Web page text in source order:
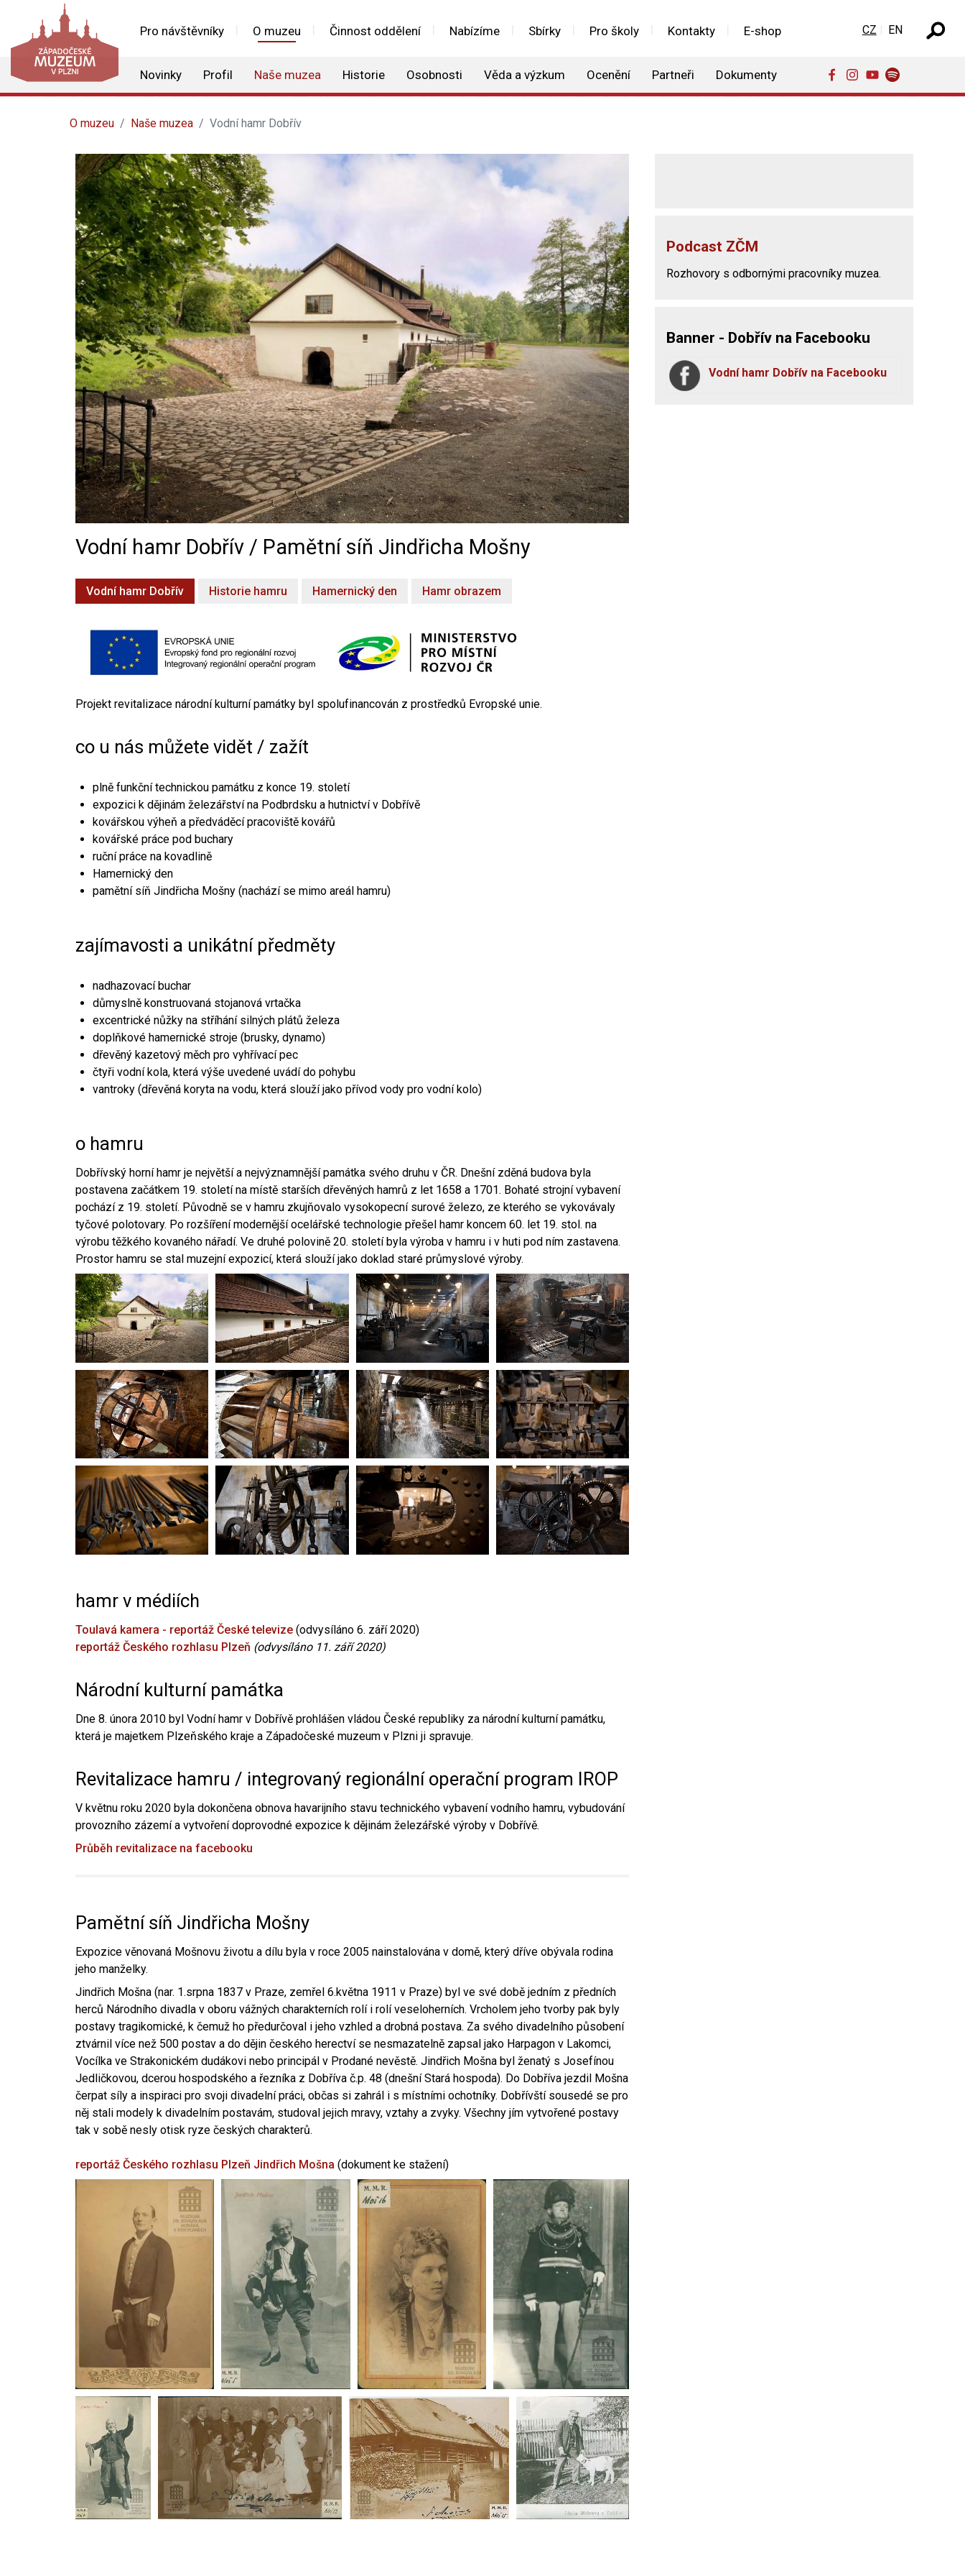
Pro návštěvníky O muzeu Činnost oddělení Nabízíme Sbírky Pro školy Kontakty E-shop
Novinky Profil Naše muzea Historie Osobnosti Věda a výzkum Ocenění Partneři Dokumenty
Zvolte jazyk
CZ EN
O muzeu Naše muzea Vodní hamr Dobřív
Vodní hamr Dobřív / Pamětní síň Jindřicha Mošny
Vodní hamr Dobřív Historie hamru Hamernický den Hamr obrazem
Projekt revitalizace národní kulturní památky byl spolufinancován z prostředků Evropské unie.
co u nás můžete vidět / zažít
plně funkční technickou památku z konce 19. století
expozici k dějinám železářství na Podbrdsku a hutnictví v Dobřívě
kovářskou výheň a předváděcí pracoviště kovářů
kovářské práce pod buchary
ruční práce na kovadlině
Hamernický den
pamětní síň Jindřicha Mošny (nachází se mimo areál hamru)
zajímavosti a unikátní předměty
nadhazovací buchar
důmyslně konstruovaná stojanová vrtačka
excentrické nůžky na stříhání silných plátů železa
doplňkové hamernické stroje (brusky, dynamo)
dřevěný kazetový měch pro vyhřívací pec
čtyři vodní kola, která výše uvedené uvádí do pohybu
vantroky (dřevěná koryta na vodu, která slouží jako přívod vody pro vodní kolo)
o hamru
Dobřívský horní hamr je největší a nejvýznamnější památka svého druhu v ČR. Dnešní zděná budova byla
postavena začátkem 19. století na místě starších dřevěných hamrů z let 1658 a 1701. Bohaté strojní vybavení
pochází z 19. století. Původně se v hamru zkujňovalo vysokopecní surové železo, ze kterého se vykovávaly
tyčové polotovary. Po rozšíření modernější ocelářské technologie přešel hamr koncem 60. let 19. stol. na
výrobu těžkého kovaného nářadí. Ve druhé polovině 20. století byla výroba v hamru i v huti pod ním zastavena.
Prostor hamru se stal muzejní expozicí, která slouží jako doklad staré průmyslové výroby.
hamr v médiích
Toulavá kamera - reportáž České televize (odvysíláno 6. září 2020)
reportáž Českého rozhlasu Plzeň (odvysíláno 11. září 2020)
Národní kulturní památka
Dne 8. února 2010 byl Vodní hamr v Dobřívě prohlášen vládou České republiky za národní kulturní památku,
která je majetkem Plzeňského kraje a Západočeské muzeum v Plzni ji spravuje.
Revitalizace hamru / integrovaný regionální operační program IROP
V květnu roku 2020 byla dokončena obnova havarijního stavu technického vybavení vodního hamru, vybudování
provozního zázemí a vytvoření doprovodné expozice k dějinám železářské výroby v Dobřívě.
Průběh revitalizace na facebooku
Pamětní síň Jindřicha Mošny
Expozice věnovaná Mošnovu životu a dílu byla v roce 2005 nainstalována v domě, který dříve obývala rodina
jeho manželky.
Jindřich Mošna (nar. 1.srpna 1837 v Praze, zemřel 6.května 1911 v Praze) byl ve své době jedním z předních
herců Národního divadla v oboru vážných charakterních rolí i rolí veseloherních. Vrcholem jeho tvorby pak byly
postavy tragikomické, k čemuž ho předurčoval i jeho vzhled a drobná postava. Za svého divadelního působení
ztvárnil více než 500 postav a do dějin českého herectví se nesmazatelně zapsal jako Harpagon v Lakomci,
Vocílka ve Strakonickém dudákovi nebo principál v Prodané nevěstě. Jindřich Mošna byl ženatý s Josefínou
Jedličkovou, dcerou hospodského a řezníka z Dobříva č.p. 48 (dnešní Stará hospoda). Do Dobříva jezdil Mošna
čerpat síly a inspiraci pro svoji divadelní práci, občas si zahrál i s místními ochotníky. Dobřívští sousedé se pro
něj stali modely k divadelním postavám, studoval jejich mravy, vztahy a zvyky. Všechny jím vytvořené postavy
tak v sobě nesly otisk ryze českých charakterů.
reportáž Českého rozhlasu Plzeň Jindřich Mošna (dokument ke stažení)
Podcast ZČM
Rozhovory s odbornými pracovníky muzea.
Banner - Dobřív na Facebooku
Vodní hamr Dobřív na Facebooku